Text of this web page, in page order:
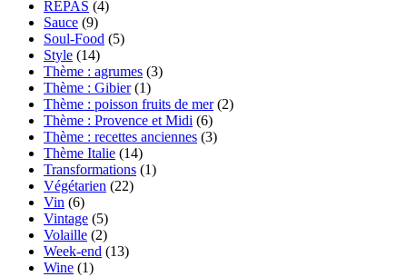
REPAS (4)
Sauce (9)
Soul-Food (5)
Style (14)
Thème : agrumes (3)
Thème : Gibier(1)
Thème : poisson fruits de mer(2)
Thème : Provence et Midi (6)
Thème : recettes anciennes (3)
Thème Italie (14)
Transformations (1)
Végétarien (22)
Vin (6)
Vintage (5)
Volaille (2)
Week-end (13)
Wine (1)